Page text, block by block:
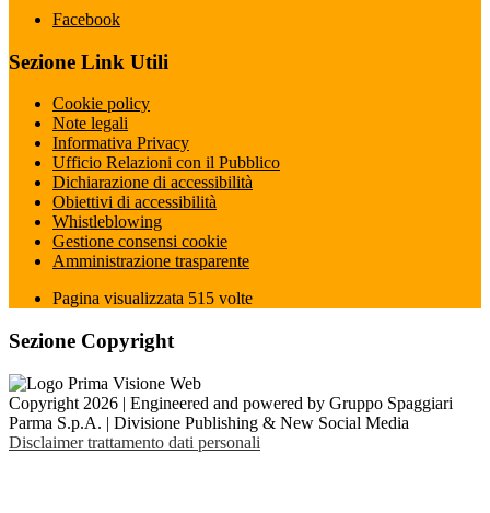
Facebook
Sezione Link Utili
Cookie policy
Note legali
Informativa Privacy
Ufficio Relazioni con il Pubblico
Dichiarazione di accessibilità
Obiettivi di accessibilità
Whistleblowing
Gestione consensi cookie
Amministrazione trasparente
Pagina visualizzata 515 volte
Sezione Copyright
Copyright 2026 | Engineered and powered by Gruppo Spaggiari
Parma S.p.A. | Divisione Publishing & New Social Media
Disclaimer trattamento dati personali